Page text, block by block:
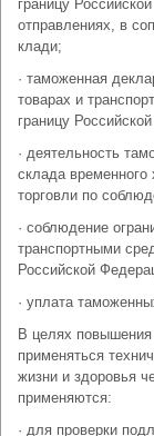
границу
отправлениях, в
клади;
· таможенная
товарах и
границу
· деятельность
склада временного
торговли по
· соблюдение
транспортными
Российской
· уплата
В целях повышения
применяться
жизни и здоровья
применяются:
· для проверки